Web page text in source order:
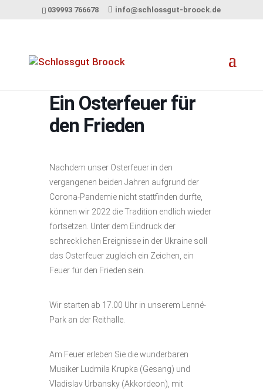
039993 766678 info@schlossgut-broock.de
Ein Osterfeuer für
den Frieden
Nachdem unser Osterfeuer in den
vergangenen beiden Jahren aufgrund der
Corona-Pandemie nicht stattfinden durfte,
können wir 2022 die Tradition endlich wieder
fortsetzen. Unter dem Eindruck der
schrecklichen Ereignisse in der Ukraine soll
das Osterfeuer zugleich ein Zeichen, ein
Feuer für den Frieden sein.
Wir starten ab 17.00 Uhr in unserem Lenné-
Park an der Reithalle.
Am Feuer erleben Sie die wunderbaren
Musiker Ludmila Krupka (Gesang) und
Vladislav Urbansky (Akkordeon), mit